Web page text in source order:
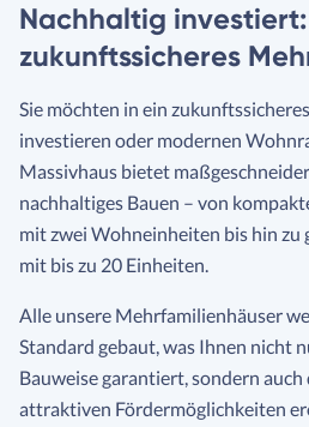
Nachhaltig
zukunftssicheres
Sie möchten in ein
investieren oder modernen
Massivhaus bietet
nachhaltiges Bauen – von
mit zwei Wohneinheiten bis hin zu
mit bis zu 20 Einheiten.
Alle unsere Mehrfamilienhäuser
Standard gebaut, was Ihnen nicht
Bauweise garantiert, sondern auch
attraktiven Fördermöglichkeiten